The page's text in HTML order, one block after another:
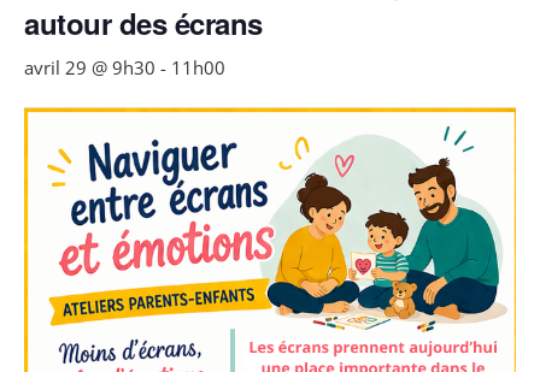
autour des écrans
avril 29 @ 9h30 - 11h00